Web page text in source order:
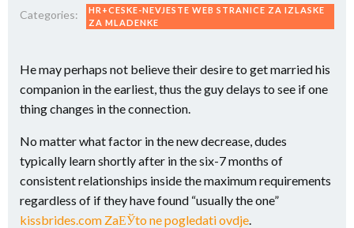
Categories:
HR+CESKE-NEVJESTE WEB STRANICE ZA IZLASKE
ZA MLADENKE
He may perhaps not believe their desire to get married his
companion in the earliest, thus the guy delays to see if one
thing changes in the connection.
No matter what factor in the new decrease, dudes
typically learn shortly after in the six-7 months of
consistent relationships inside the maximum requirements
regardless of if they have found “usually the one”
kissbrides.com ZaЕЎto ne pogledati ovdje